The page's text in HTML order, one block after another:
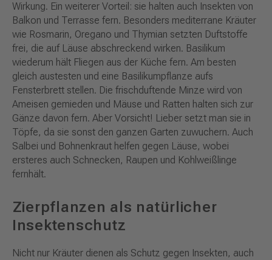
Wirkung. Ein weiterer Vorteil: sie halten auch Insekten von
Balkon und Terrasse fern. Besonders mediterrane Kräuter
wie Rosmarin, Oregano und Thymian setzten Duftstoffe
frei, die auf Läuse abschreckend wirken. Basilikum
wiederum hält Fliegen aus der Küche fern. Am besten
gleich austesten und eine Basilikumpflanze aufs
Fensterbrett stellen. Die frischduftende Minze wird von
Ameisen gemieden und Mäuse und Ratten halten sich zur
Gänze davon fern. Aber Vorsicht! Lieber setzt man sie in
Töpfe, da sie sonst den ganzen Garten zuwuchern. Auch
Salbei und Bohnenkraut helfen gegen Läuse, wobei
ersteres auch Schnecken, Raupen und Kohlweißlinge
fernhält.
Zierpflanzen als natürlicher
Insektenschutz
Nicht nur Kräuter dienen als Schutz gegen Insekten, auch